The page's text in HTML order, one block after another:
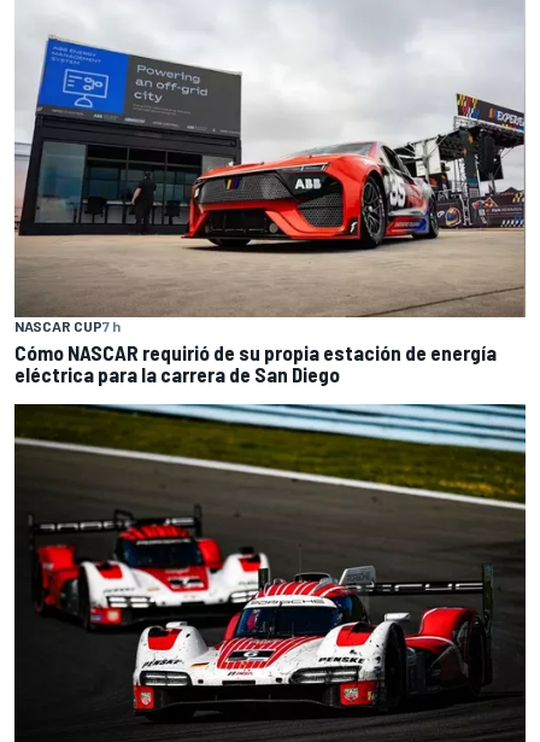
NASCAR CUP7 h
Cómo NASCAR requirió de su propia estación de energía
eléctrica para la carrera de San Diego